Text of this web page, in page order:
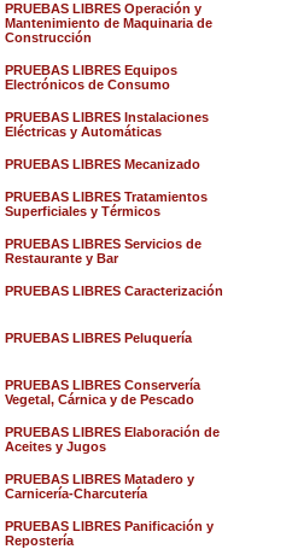
PRUEBAS LIBRES Operación y
Mantenimiento de Maquinaria de
Construcción
PRUEBAS LIBRES Equipos
Electrónicos de Consumo
PRUEBAS LIBRES Instalaciones
Eléctricas y Automáticas
PRUEBAS LIBRES Mecanizado
PRUEBAS LIBRES Tratamientos
Superficiales y Térmicos
PRUEBAS LIBRES Servicios de
Restaurante y Bar
PRUEBAS LIBRES Caracterización
PRUEBAS LIBRES Peluquería
PRUEBAS LIBRES Conservería
Vegetal, Cárnica y de Pescado
PRUEBAS LIBRES Elaboración de
Aceites y Jugos
PRUEBAS LIBRES Matadero y
Carnicería-Charcutería
PRUEBAS LIBRES Panificación y
Repostería